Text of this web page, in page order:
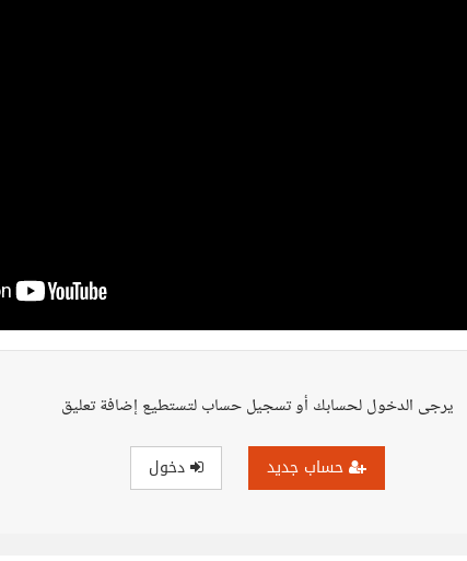
يرجى الدخول لحسابك أو تسجيل حساب لتستطيع إضافة تعليق
حساب جديد دخول